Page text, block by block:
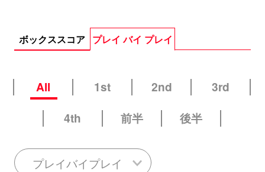
ボックススコア プレイ バイ プレイ
All 1st 2nd
3rd
4th
前半 後半
プレイバイプレイ